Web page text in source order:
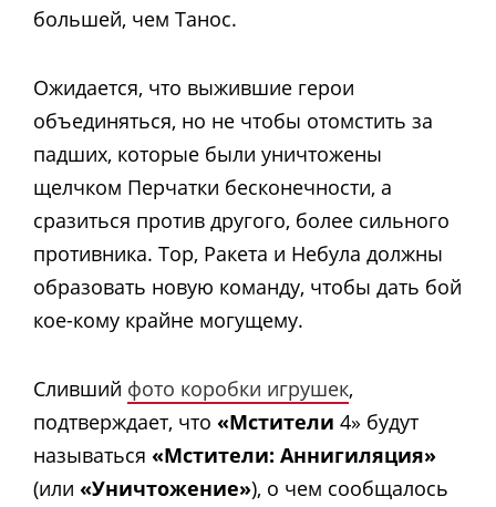
большей, чем Танос.
Ожидается, что выжившие герои
объединяться, но не чтобы отомстить за
падших, которые были уничтожены
щелчком Перчатки бесконечности, а
сразиться против другого, более сильного
противника. Тор, Ракета и Небула должны
образовать новую команду, чтобы дать бой
кое-кому крайне могущему.
Сливший фото коробки игрушек,
подтверждает, что «Мстители 4» будут
называться «Мстители: Аннигиляция»
(или «Уничтожение»), о чем сообщалось